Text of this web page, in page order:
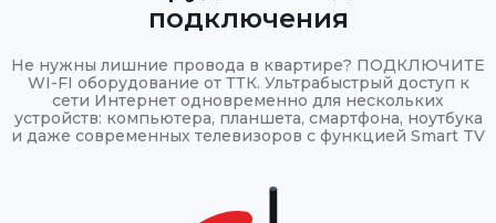
подключения
Не нужны лишние провода в квартире? ПОДКЛЮЧИТЕ
WI-FI оборудование от ТТК. Ультрабыстрый доступ к
сети Интернет одновременно для нескольких
устройств: компьютера, планшета, смартфона, ноутбука
и даже современных телевизоров с функцией Smart TV